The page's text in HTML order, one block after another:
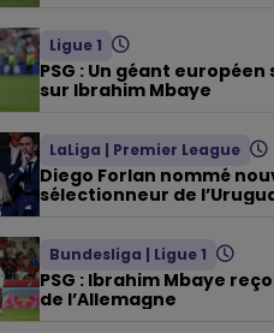
Ligue 1
PSG : Un géant européen
sur Ibrahim Mbaye
LaLiga | Premier League
Diego Forlan nommé
sélectionneur de
Bundesliga | Ligue 1
PSG : Ibrahim Mbaye
de l’Allemagne